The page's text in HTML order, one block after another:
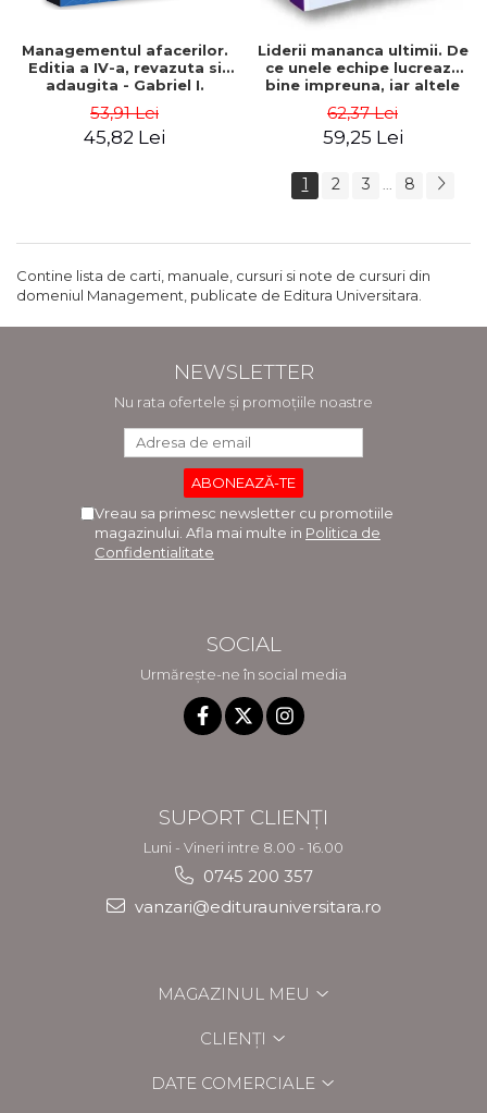
Managementul afacerilor.
Editia a IV-a, revazuta si
adaugita - Gabriel I.
53,91 Lei
45,82 Lei
Liderii mananca ultimii. De
ce unele echipe lucreaza
bine impreuna, iar altele
Sinek
62,37 Lei
59,25 Lei
1 2 3 ... 8
Contine lista de carti, manuale, cursuri si note de cursuri din
domeniul Management, publicate de Editura Universitara.
NEWSLETTER
Nu rata ofertele și promoțiile noastre
Vreau sa primesc newsletter cu promotiile
magazinului. Afla mai multe in Politica de
Confidentialitate
SOCIAL
Urmărește-ne în social media
SUPORT CLIENȚI
Luni - Vineri intre 8.00 - 16.00
0745 200 357
vanzari@editurauniversitara.ro
MAGAZINUL MEU
CLIENȚI
DATE COMERCIALE